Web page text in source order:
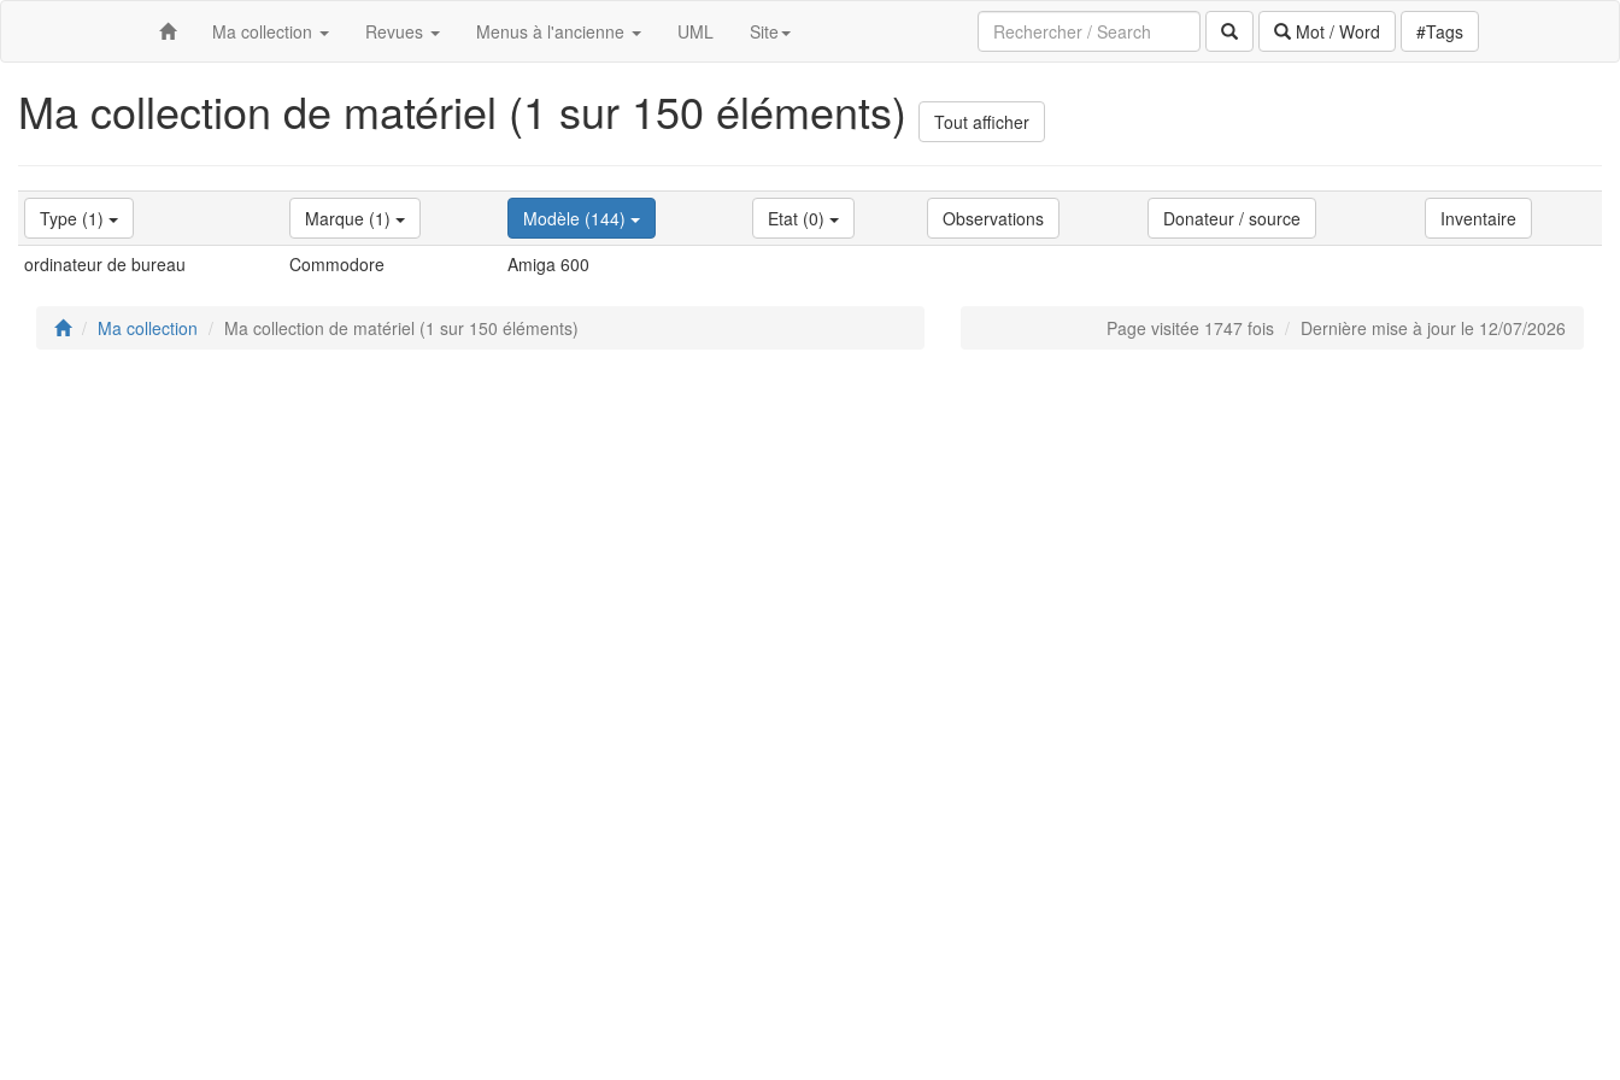
Ma collection Revues Menus à l'ancienne UML Site Mot / Word #Tags
Ma collection de matériel (1 sur 150 éléments) Tout afficher
Type (1) Marque (1) Modèle (144) Etat (0) Observations Donateur / source
Inventaire
ordinateur de bureau
Commodore Amiga 600
Ma collection Ma collection de matériel (1 sur 150 éléments) Page visitée 1747 fois Dernière mise à jour le 12/07/2026